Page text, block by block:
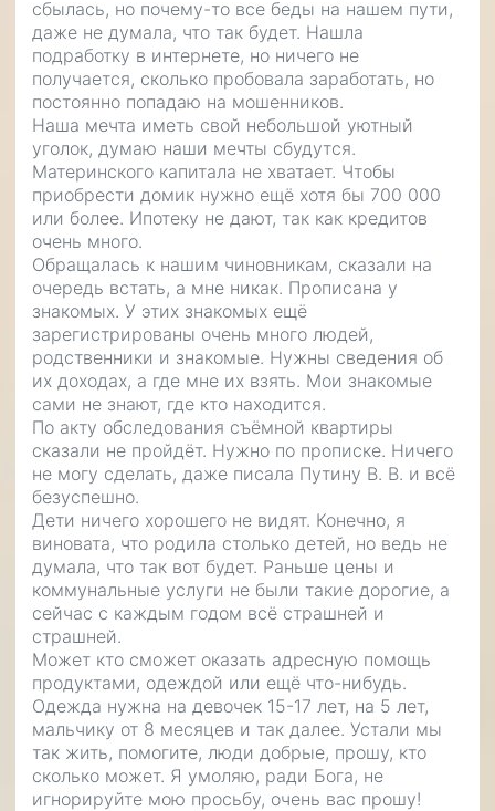
сбылась, но почему-то все беды на нашем пути,
даже не думала, что так будет. Нашла
подработку в интернете, но ничего не
получается, сколько пробовала заработать, но
постоянно попадаю на мошенников.
Наша мечта иметь свой небольшой уютный
уголок, думаю наши мечты сбудутся.
Материнского капитала не хватает. Чтобы
приобрести домик нужно ещё хотя бы 700 000
или более. Ипотеку не дают, так как кредитов
очень много.
Обращалась к нашим чиновникам, сказали на
очередь встать, а мне никак. Прописана у
знакомых. У этих знакомых ещё
зарегистрированы очень много людей,
родственники и знакомые. Нужны сведения об
их доходах, а где мне их взять. Мои знакомые
сами не знают, где кто находится.
По акту обследования съёмной квартиры
сказали не пройдёт. Нужно по прописке. Ничего
не могу сделать, даже писала Путину В. В. и всё
безуспешно.
Дети ничего хорошего не видят. Конечно, я
виновата, что родила столько детей, но ведь не
думала, что так вот будет. Раньше цены и
коммунальные услуги не были такие дорогие, а
сейчас с каждым годом всё страшней и
страшней.
Может кто сможет оказать адресную помощь
продуктами, одеждой или ещё что-нибудь.
Одежда нужна на девочек 15-17 лет, на 5 лет,
мальчику от 8 месяцев и так далее. Устали мы
так жить, помогите, люди добрые, прошу, кто
сколько может. Я умоляю, ради Бога, не
игнорируйте мою просьбу, очень вас прошу!